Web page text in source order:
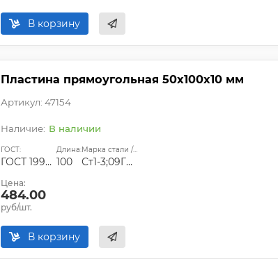
В корзину
Пластина прямоугольная 50х100х10 мм
Артикул: 47154
В наличии
ГОСТ:
ГОСТ 19903-74;ГОСТ 14637-89
Длина:
100
Марка стали / сплава:
Ст1-3;09Г2С;Ст45
Цена:
484.00
руб/шт.
В корзину